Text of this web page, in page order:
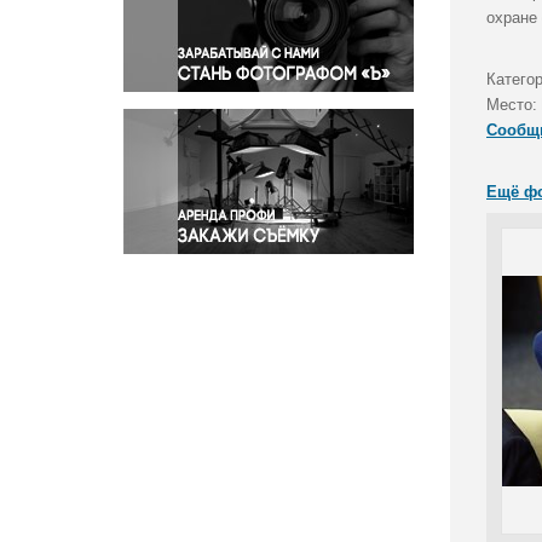
Правосудие
Происшествия и конфликты
Религия
Светская жизнь
Спорт
Экология
Экономика и бизнес
Место:
Ещё